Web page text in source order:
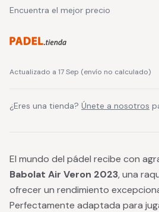
Encuentra el mejor precio
Actualizado a 17 Sep (envío no calculado)
¿Eres una tienda? Únete a nosotros
El mundo del pádel recibe con
Babolat Air Veron 2023, una
ofrecer un rendimiento
Perfectamente adaptada para